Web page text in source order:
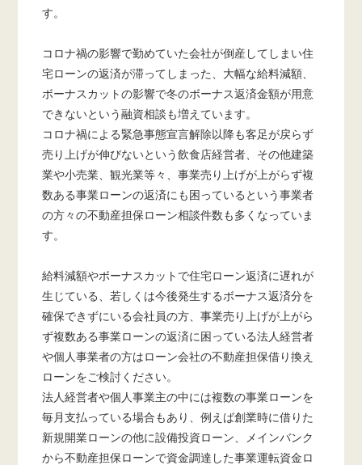
す。
コロナ禍の影響で勤めていた会社が倒産してしまい住
宅ローンの返済が滞ってしまった、大幅な給料減額、
ボーナスカットの影響で冬のボーナス返済金額が用意
できないという融資相談も増えています。
コロナ禍による緊急事態宣言解除以降も客足が戻らず
売り上げが伸びないという飲食店経営者、その他建築
業や小売業、観光業等々、事業売り上げが上がらず複
数ある事業ローンの返済にも困っているという事業者
の方々の不動産担保ローン相談件数も多くなっていま
す。
給料減額やボーナスカットで住宅ローン返済に遅れが
生じている、若しくは今後発生するボーナス返済分を
確保できずにいる会社員の方、事業売り上げが上がら
ず複数ある事業ローンの返済に困っている法人経営者
や個人事業者の方はローン会社の不動産担保借り換え
ローンをご検討ください。
法人経営者や個人事業主の中には複数の事業ローンを
毎月支払っている場合もあり、例えば創業時に借りた
新規開業ローンの他に設備投資ローン、メインバンク
から不動産担保ローンで資金調達した事業運転資金ロ